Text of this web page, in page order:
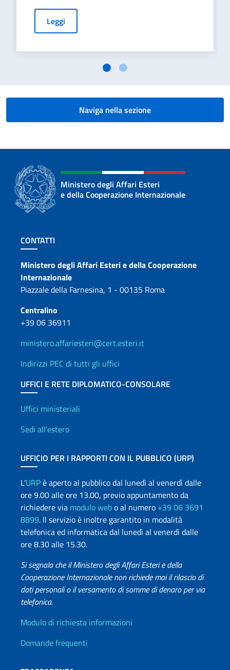
Leggi
Naviga nella sezione
Ministero degli Affari Esteri
e della Cooperazione Internazionale
Sezione footer
CONTATTI
Contatti
Ministero degli Affari Esteri e della Cooperazione
Internazionale
Piazzale della Farnesina, 1 - 00135 Roma
Centralino
+39 06 36911
ministero.affariesteri@cert.esteri.it
Indirizzi PEC di tutti gli uffici
UFFICI E RETE DIPLOMATICO-CONSOLARE
Uffici e Rete diplomatica
Uffici ministeriali
Sedi all'estero
UFFICIO PER I RAPPORTI CON IL PUBBLICO (URP)
L'URPè aperto al pubblico dal lunedì al venerdì dalle
ore 9.00 alle ore 13.00, previo appuntamento da
richiedere via modulo webo al numero +39 06 3691
8899. Il servizio è inoltre garantito in modalità
telefonica ed informatica dal lunedì al venerdì dalle
ore 8.30 alle 15.30.
Si segnala che il Ministero degli Affari Esteri e della
Cooperazione Internazionale non richiede mai il rilascio di
dati personali o il versamento di somme di denaro per via
telefonica.
Info utili
Modulo di richiesta informazioni
Domande frequenti